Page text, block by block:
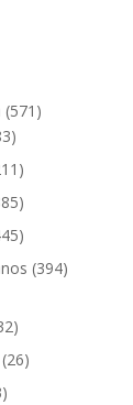
(571)
(394)
(26)